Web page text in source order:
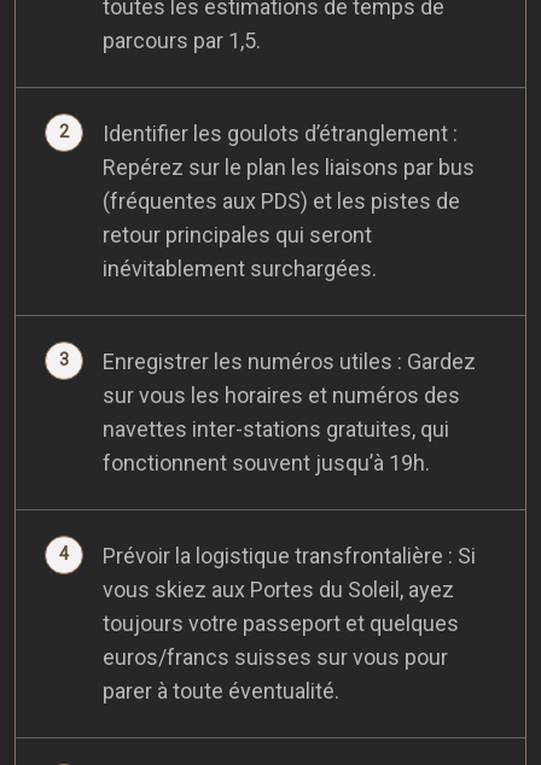
toutes les estimations de temps de
parcours par 1,5.
Identifier les goulots d’étranglement :
Repérez sur le plan les liaisons par bus
(fréquentes aux PDS) et les pistes de
retour principales qui seront
inévitablement surchargées.
Enregistrer les numéros utiles : Gardez
sur vous les horaires et numéros des
navettes inter-stations gratuites, qui
fonctionnent souvent jusqu’à 19h.
Prévoir la logistique transfrontalière : Si
vous skiez aux Portes du Soleil, ayez
toujours votre passeport et quelques
euros/francs suisses sur vous pour
parer à toute éventualité.